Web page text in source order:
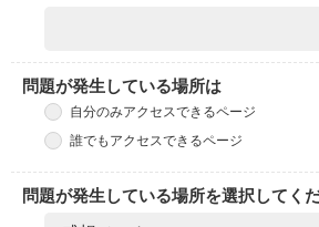
問題が発生している場所は
自分のみアクセスできるページ
誰でもアクセスできるページ
問題が発生している場所を選択してく